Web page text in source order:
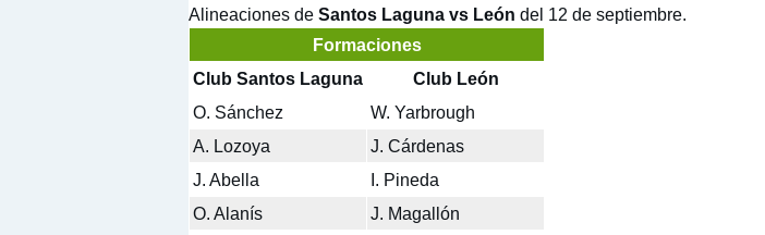
Alineaciones de Santos Laguna vs León del 12 de septiembre.
Formaciones
Club Santos Laguna
Club León
O. Sánchez
W. Yarbrough
A. Lozoya
J. Cárdenas
J. Abella
I. Pineda
O. Alanís
J. Magallón